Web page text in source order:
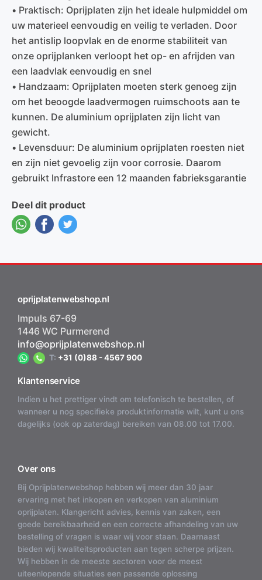
• Praktisch: Oprijplaten zijn het ideale hulpmiddel om
uw materieel eenvoudig en veilig te verladen. Door
het antislip loopvlak en de enorme stabiliteit van
onze oprijplanken verloopt het op- en afrijden van
een laadvlak eenvoudig en snel
• Handzaam: Oprijplaten moeten sterk genoeg zijn
om het beoogde laadvermogen ruimschoots aan te
kunnen. De aluminium oprijplaten zijn licht van
gewicht.
• Levensduur: De aluminium oprijplaten roesten niet
en zijn niet gevoelig zijn voor corrosie. Daarom
gebruikt Infrastore een 12 maanden fabrieksgarantie
Deel dit product
oprijplatenwebshop.nl
Impuls 67-69
1446 WC Purmerend
info@oprijplatenwebshop.nl
T: +31 (0)88 - 4567 900
Klantenservice
Indien u het prettiger vindt om telefonisch te bestellen, of
wanneer u nog specifieke produktinformatie wilt, kunt u ons
dagelijks (ook op zaterdag) bereiken van 08.00 tot 17.00.
Over ons
Bij Oprijplatenwebshop hebben wij meer dan 30 jaar
ervaring met het inkopen en verkopen van aluminium
oprijplaten. Klangericht advies, kennis van zaken, een
goede bereikbaarheid en een correcte afhandeling van uw
bestelling of vragen is waar wij voor staan. Daarnaast
bieden wij kwaliteitsproducten aan tegen scherpe prijzen.
Wij hebben in de meeste sectoren voor de meest
uiteenlopende situaties een passende oplossing